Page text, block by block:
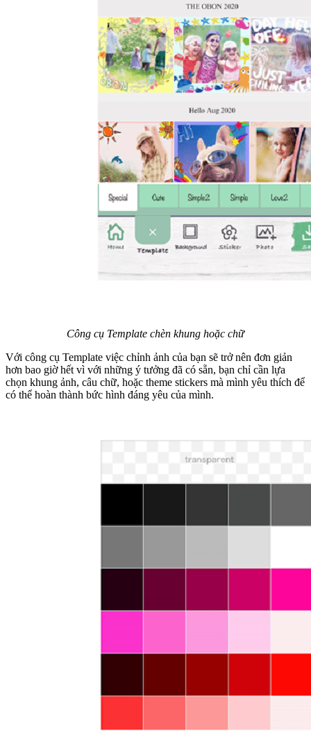
Công cụ Template chèn khung hoặc chữ
Với công cụ Template việc chỉnh ảnh của bạn sẽ trở nên đơn giản
hơn bao giờ hết vì với những ý tưởng đã có sẵn, bạn chỉ cần lựa
chọn khung ảnh, câu chữ, hoặc theme stickers mà mình yêu thích để
có thể hoàn thành bức hình đáng yêu của mình.